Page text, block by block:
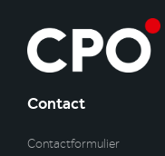
Contact
Contactformulier